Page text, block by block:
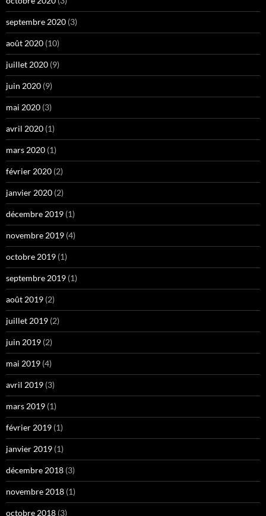
septembre 2020 (3)
août 2020 (10)
juillet 2020 (9)
juin 2020 (9)
mai 2020 (3)
avril 2020 (1)
mars 2020 (1)
février 2020 (2)
janvier 2020 (2)
décembre 2019 (1)
novembre 2019 (4)
octobre 2019 (1)
septembre 2019 (1)
août 2019 (2)
juillet 2019 (2)
juin 2019 (2)
mai 2019 (4)
avril 2019 (3)
mars 2019 (1)
février 2019 (1)
janvier 2019 (1)
décembre 2018 (3)
novembre 2018 (1)
octobre 2018 (3)